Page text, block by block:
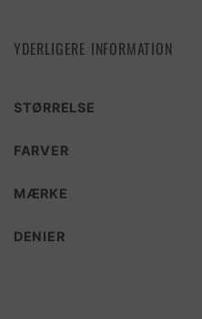
YDERLIGERE INFORMATION
STØRRELSE
FARVER
MÆRKE
DENIER